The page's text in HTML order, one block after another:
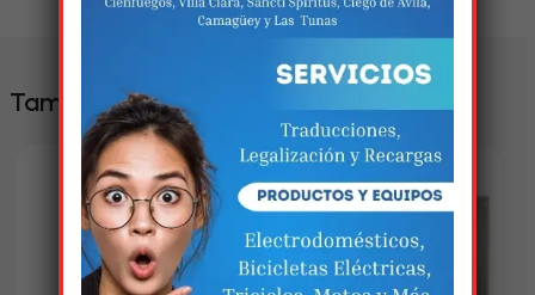
También te puede interesar
Estamos trabalhando
nisso!
Em breve, esta página estará
disponível com novidades
incríveis. Agradecemos pela
paciência e compreensão.